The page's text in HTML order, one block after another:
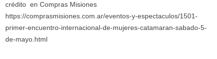
crédito en Compras Misiones
https://comprasmisiones.com.ar/eventos-y-espectaculos/1501-
primer-encuentro-internacional-de-mujeres-catamaran-sabado-5-
de-mayo.html